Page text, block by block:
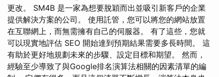
更改。 SM4B 是一家為想要脫穎而出並吸引新客戶的企業
提供解決方案的公司。 使用託管，您可以將您的網站放置
在互聯網上，而無需擁有自己的伺服器。 有了這些，您就
可以現實地評估 SEO 開始達到預期結果需要多長時間。 這
有助於更好地規劃未來的步驟、設定目標和期望。 然而，
經驗至少導致了與Google排名演算法相關的因素清單的編